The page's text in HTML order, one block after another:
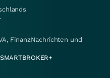
FinanzNachrichten und
SMARTBROKER+